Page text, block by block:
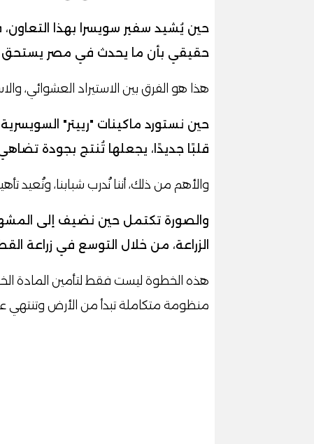
حين يُشيد سفير سويسرا بهذا
حقيقي بأن ما يحدث في مصر يستحق
هذا هو الفرق بين الاستيراد العشوائي،
حين نستورد ماكينات "رييتر"
قلبًا جديدًا، يجعلها تُنتج بجودة
والأهم من ذلك، أننا نُدرب شبابنا، ونُعيد
والصورة تكتمل حين نضيف إلى
الزراعة، من خلال التوسع في زراعة
هذه الخطوة ليست فقط لتأمين المادة
منظومة متكاملة تبدأ من الأرض وتنتهي